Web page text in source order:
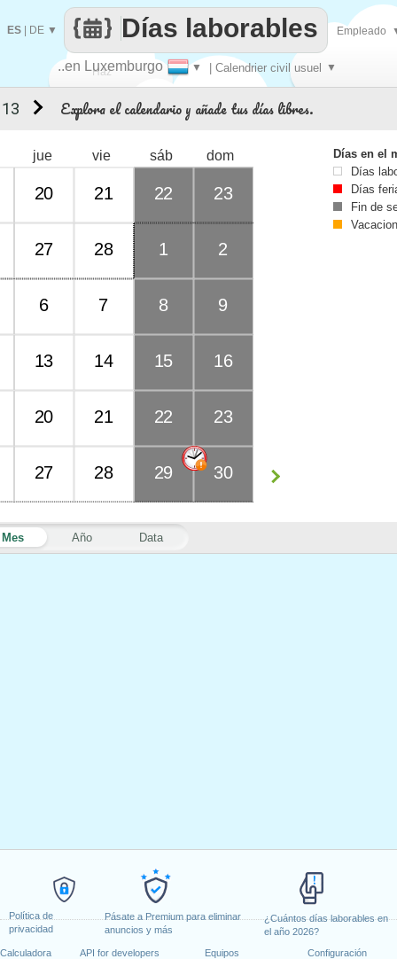
Política de
privacidad
Pásate a Premium para eliminar
anuncios y más
¿Cuántos días laborables en
el año 2026?
Calculadora
API for developers
Equipos
Configuración
Haz
..en Luxemburgo ▼ | Calendrier civil usuel ▼
Días laborables
ES DE ▼ Empleado
Explora el calendario y añade tus días libres.
Mes Año Data
jue vie sáb dom
20 21 22 23
27 28 1 2
6 7 8 9
13 14 15 16
20 21 22 23
27 28 29 30
Días en el
Días
Días
Fin de